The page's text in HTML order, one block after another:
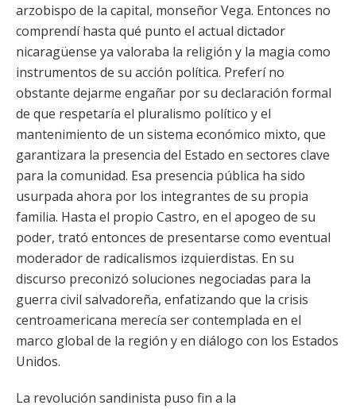
arzobispo de la capital, monseñor Vega. Entonces no
comprendí hasta qué punto el actual dictador
nicaragüense ya valoraba la religión y la magia como
instrumentos de su acción política. Preferí no
obstante dejarme engañar por su declaración formal
de que respetaría el pluralismo político y el
mantenimiento de un sistema económico mixto, que
garantizara la presencia del Estado en sectores clave
para la comunidad. Esa presencia pública ha sido
usurpada ahora por los integrantes de su propia
familia. Hasta el propio Castro, en el apogeo de su
poder, trató entonces de presentarse como eventual
moderador de radicalismos izquierdistas. En su
discurso preconizó soluciones negociadas para la
guerra civil salvadoreña, enfatizando que la crisis
centroamericana merecía ser contemplada en el
marco global de la región y en diálogo con los Estados
Unidos.
La revolución sandinista puso fin a la